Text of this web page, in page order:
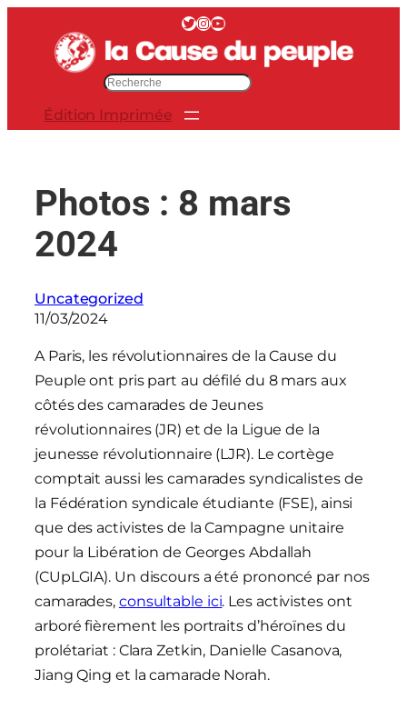
contenu
Twitter InstagramYouTube
e
r
Édition Imprimée
Photos : 8 mars
2024
Uncategorized
11/03/2024
A Paris, les révolutionnaires de la Cause du
Peuple ont pris part au défilé du 8 mars aux
côtés des camarades de Jeunes
révolutionnaires (JR) et de la Ligue de la
jeunesse révolutionnaire (LJR). Le cortège
comptait aussi les camarades syndicalistes de
la Fédération syndicale étudiante (FSE), ainsi
que des activistes de la Campagne unitaire
pour la Libération de Georges Abdallah
(CUpLGIA). Un discours a été prononcé par nos
camarades, consultable ici. Les activistes ont
arboré fièrement les portraits d’héroïnes du
prolétariat : Clara Zetkin, Danielle Casanova,
Jiang Qing et la camarade Norah.